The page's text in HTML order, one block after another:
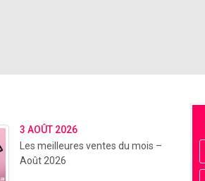
3 AOÛT 2026
Les meilleures ventes du mois –
Août 2026